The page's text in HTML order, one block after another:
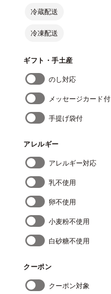
冷蔵配送
冷凍配送
ギフト・手土産
のし対応
メッセージカード付
手提げ袋付
アレルギー
アレルギー対応
乳不使用
卵不使用
小麦粉不使用
白砂糖不使用
クーポン
クーポン対象